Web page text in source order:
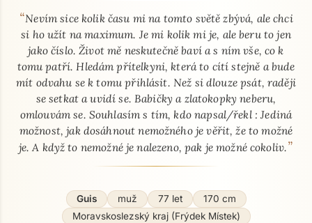
O mně - seznamka profil
“Nevím sice kolik času mi na tomto světě zbývá, ale chci
si ho užít na maximum. Je mi kolik mi je, ale beru to jen
jako číslo. Život mě neskutečně baví a s ním vše, co k
tomu patří. Hledám přítelkyni, která to cítí stejně a bude
mít odvahu se k tomu přihlásit. Než si dlouze psát, raději
se setkat a uvidí se. Babičky a zlatokopky neberu,
omlouvám se. Souhlasím s tím, kdo napsal/řekl : Jediná
možnost, jak dosáhnout nemožného je věřit, že to možné
je. A když to nemožné je nalezeno, pak je možné cokoliv.”
Guis muž 77 let
170 cm
Moravskoslezský kraj (Frýdek Místek)